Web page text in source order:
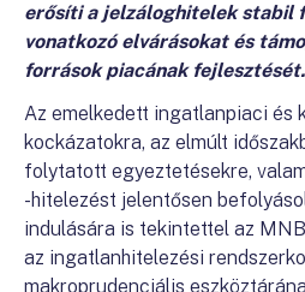
erősíti a jelzáloghitelek stabil
vonatkozó elvárásokat és
források piacának fejlesztését.
Az emelkedett ingatlanpiaci és
kockázatokra, az elmúlt
folytatott egyeztetésekre,
-hitelezést jelentősen
indulására is tekintettel az
az ingatlanhitelezési
makroprudenciális